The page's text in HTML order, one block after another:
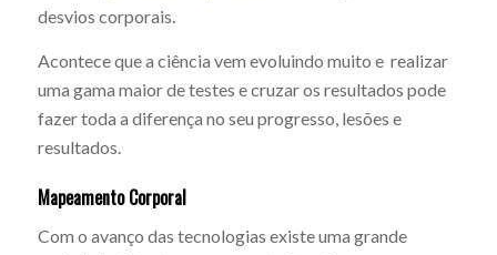
desvios corporais.
Acontece que a ciência vem evoluindo muito e realizar
uma gama maior de testes e cruzar os resultados pode
fazer toda a diferença no seu progresso, lesões e
resultados.
Mapeamento Corporal
Com o avanço das tecnologias existe uma grande